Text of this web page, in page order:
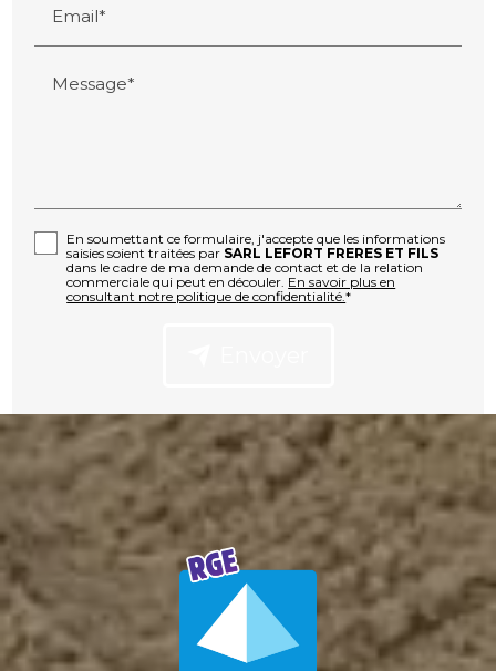
Email*
Message*
En soumettant ce formulaire, j'accepte que les informations
saisies soient traitées par SARL LEFORT FRERES ET FILS
dans le cadre de ma demande de contact et de la relation
commerciale qui peut en découler. En savoir plus en
consultant notre politique de confidentialité.*